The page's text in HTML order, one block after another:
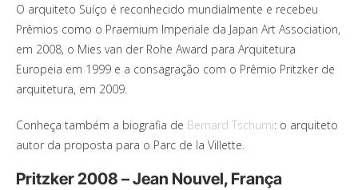
O arquiteto Suíço é reconhecido mundialmente e recebeu
Prêmios como o Praemium Imperiale da Japan Art Association,
em 2008, o Mies van der Rohe Award para Arquitetura
Europeia em 1999 e a consagração com o Prêmio Pritzker de
arquitetura, em 2009.
Conheça também a biografia de Bernard Tschumi: o arquiteto
autor da proposta para o Parc de la Villette.
Pritzker 2008 – Jean Nouvel, França